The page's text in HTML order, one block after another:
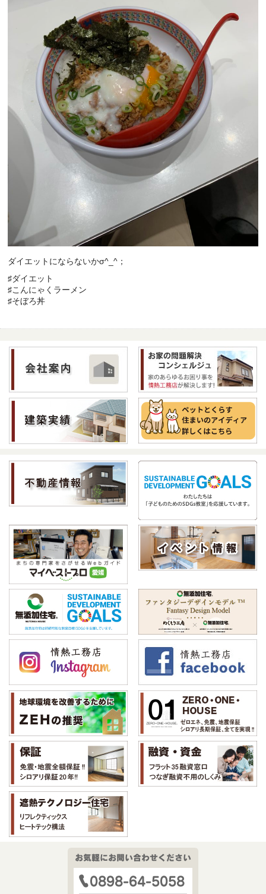
ダイエットにならないかσ^_^；
♯ダイエット
♯こんにゃくラーメン
♯そぼろ丼